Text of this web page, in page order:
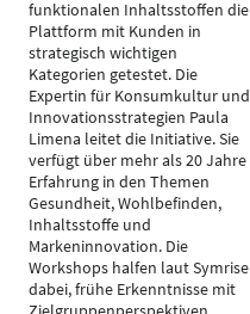
funktionalen Inhaltsstoffen die
Plattform mit Kunden in
strategisch wichtigen
Kategorien getestet. Die
Expertin für Konsumkultur und
Innovationsstrategien Paula
Limena leitet die Initiative. Sie
verfügt über mehr als 20 Jahre
Erfahrung in den Themen
Gesundheit, Wohlbefinden,
Inhaltsstoffe und
Markeninnovation. Die
Workshops halfen laut Symrise
dabei, frühe Erkenntnisse mit